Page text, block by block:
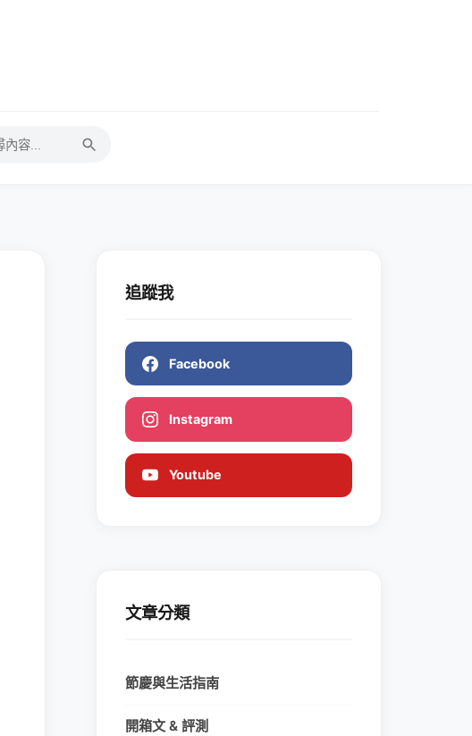
追蹤我
Facebook
Instagram
Youtube
文章分類
節慶與生活指南
開箱文 & 評測